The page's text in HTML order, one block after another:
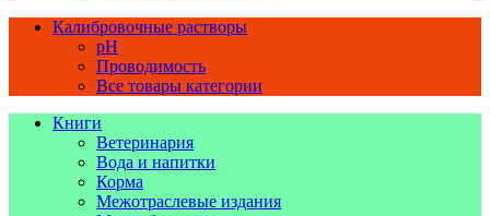
Калибровочные растворы
pH
Проводимость
Все товары категории
Книги
Ветеринария
Вода и напитки
Корма
Межотраслевые издания